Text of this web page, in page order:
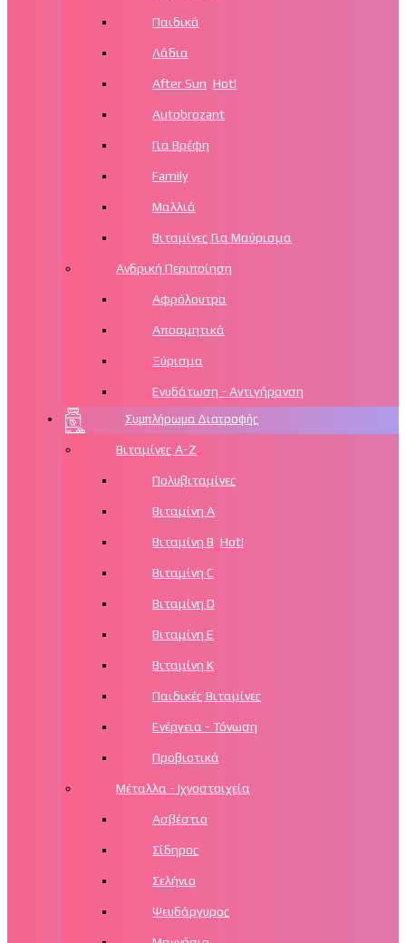
Παιδικά
Λάδια
After Sun Hot!
Autobrozant
Για Βρέφη
Family
Μαλλιά
Βιταμίνες Για Μαύρισμα
Ανδρική Περιποίηση
Αφρόλουτρα
Αποσμητικά
Ξύρισμα
Ενυδάτωση - Αντιγήρανση
Συμπλήρωμα Διατροφής
Βιταμίνες Α-Ζ
Πολυβιταμίνες
Βιταμίνη Α
Βιταμίνη Β Hot!
Βιταμίνη C
Βιταμίνη D
Βιταμίνη Ε
Βιταμίνη Κ
Παιδικές Βιταμίνες
Ενέργεια - Τόνωση
Προβιοτικά
Μέταλλα - Ιχνοστοιχεία
Ασβέστιο
Σίδηρος
Σελήνιο
Ψευδάργυρος